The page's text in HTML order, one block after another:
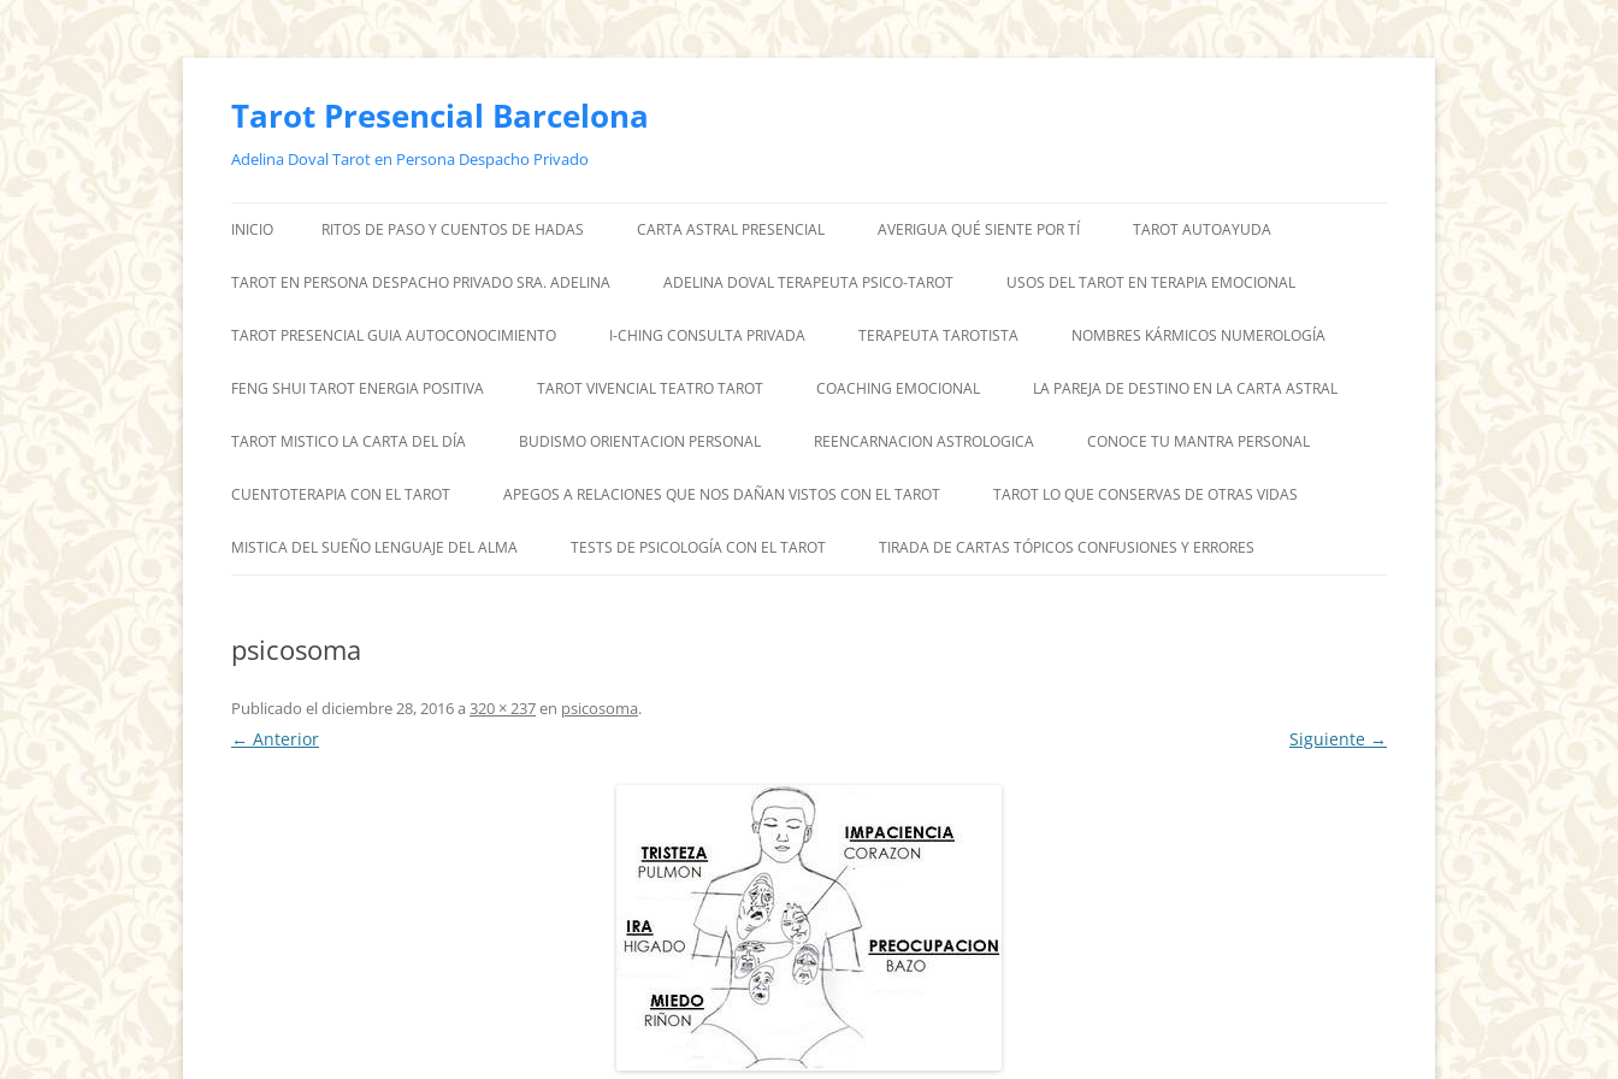
Saltar
Tarot Presencial Barcelona
Adelina Doval Tarot en Persona Despacho Privado
INICIO RITOS DE PASO Y CUENTOS DE HADAS CARTA ASTRAL PRESENCIAL AVERIGUA QUÉ SIENTE POR TÍ TAROT AUTOAYUDA
TAROT EN PERSONA DESPACHO PRIVADO SRA. ADELINA ADELINA DOVAL TERAPEUTA PSICO-TAROT USOS DEL TAROT EN TERAPIA EMOCIONAL
TAROT PRESENCIAL GUIA AUTOCONOCIMIENTO I-CHING CONSULTA PRIVADA TERAPEUTA TAROTISTA NOMBRES KÁRMICOS NUMEROLOGÍA
FENG SHUI TAROT ENERGIA POSITIVA TAROT VIVENCIAL TEATRO TAROT COACHING EMOCIONAL LA PAREJA DE DESTINO EN LA CARTA ASTRAL
TAROT MISTICO LA CARTA DEL DÍA BUDISMO ORIENTACION PERSONAL REENCARNACION ASTROLOGICA CONOCE TU MANTRA PERSONAL
CUENTOTERAPIA CON EL TAROT APEGOS A RELACIONES QUE NOS DAÑAN VISTOS CON EL TAROT TAROT LO QUE CONSERVAS DE OTRAS VIDAS
MISTICA DEL SUEÑO LENGUAJE DEL ALMA TESTS DE PSICOLOGÍA CON EL TAROT TIRADA DE CARTAS TÓPICOS CONFUSIONES Y ERRORES
psicosoma
Publicado eldiciembre 28, 2016a 320 × 237en psicosoma.
← Anterior Siguiente →